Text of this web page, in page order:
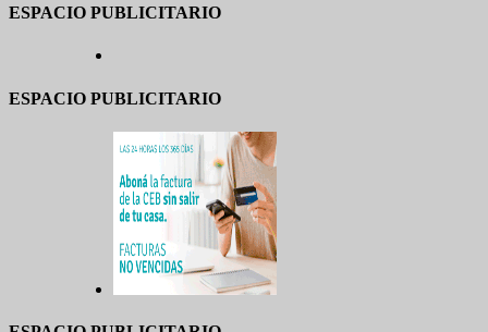
ESPACIO PUBLICITARIO
ESPACIO PUBLICITARIO